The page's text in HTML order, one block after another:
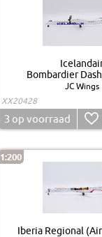
Bombardier
JC Wings
XX20428
3 op voorraad
1:200
Iberia Regional